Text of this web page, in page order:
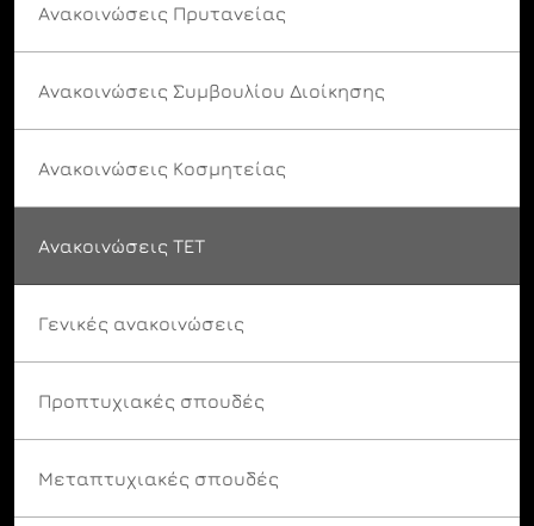
Ανακοινώσεις Πρυτανείας
Ανακοινώσεις Συμβουλίου Διοίκησης
Ανακοινώσεις Κοσμητείας
Ανακοινώσεις ΤΕΤ
Γενικές ανακοινώσεις
Προπτυχιακές σπουδές
Μεταπτυχιακές σπουδές